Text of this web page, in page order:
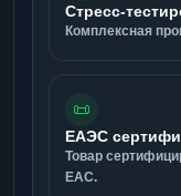
Стресс-
Комплексная
📜
ЕАЭС
Товар
ЕАС.